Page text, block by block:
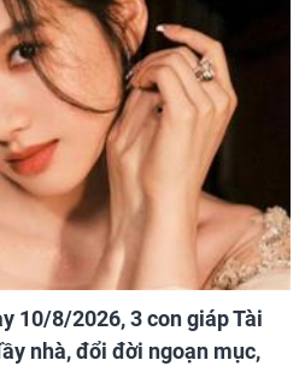
10/8/2026, 3 con giáp Tài
nhà, đổi đời ngoạn mục,